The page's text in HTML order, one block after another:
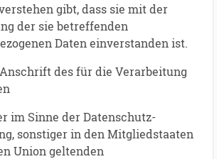
gibt, dass sie mit der
der sie betreffenden
Daten einverstanden ist.
Anschrift des für die Verarbeitung
im Sinne der Datenschutz-
sonstiger in den Mitgliedstaaten
Union geltenden